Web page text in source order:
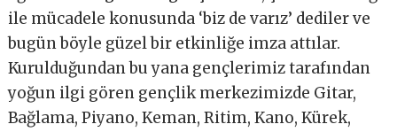
ile mücadele konusunda ‘biz de varız’ dediler ve
bugün böyle güzel bir etkinliğe imza attılar.
Kurulduğundan bu yana gençlerimiz tarafından
yoğun ilgi gören gençlik merkezimizde Gitar,
Bağlama, Piyano, Keman, Ritim, Kano, Kürek,